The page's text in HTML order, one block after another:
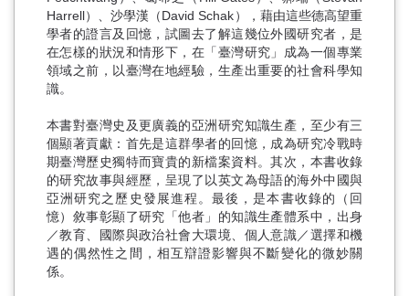
Harrell）、沙學漢（David Schak），藉由這些德高望重
學者的證言及回憶，試圖去了解這幾位外國研究者，是
在怎樣的狀況和情形下，在「臺灣研究」成為一個專業
領域之前，以臺灣在地經驗，生產出重要的社會科學知
識。
本書對臺灣史及更廣義的亞洲研究知識生產，至少有三
個顯著貢獻：首先是這群學者的回憶，成為研究冷戰時
期臺灣歷史獨特而寶貴的新檔案資料。其次，本書收錄
的研究故事與經歷，呈現了以英文為母語的海外中國與
亞洲研究之歷史發展進程。最後，是本書收錄的（回
憶）敘事彰顯了研究「他者」的知識生產體系中，出身
／教育、國際與政治社會大環境、個人意識／選擇和機
遇的偶然性之間，相互辯證影響與不斷變化的微妙關
係。